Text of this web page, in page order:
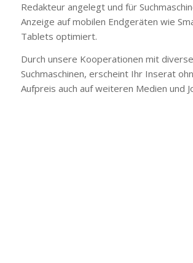
Redakteur angelegt und für
Anzeige auf mobilen Endgeräten wie
Tablets optimiert.
Durch unsere Kooperationen mit
Suchmaschinen, erscheint Ihr Inserat
Aufpreis auch auf weiteren Medien und